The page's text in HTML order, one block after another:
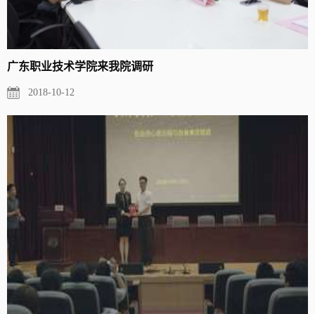
广东职业技术学院来我院调研
2018-10-12